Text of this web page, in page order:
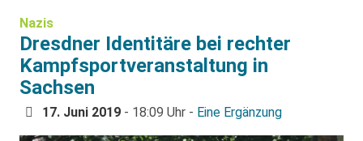
Nazis
Dresdner Identitäre bei rechter
Kampfsportveranstaltung in
Sachsen
17. Juni 2019 - 18:09 Uhr - Eine Ergänzung